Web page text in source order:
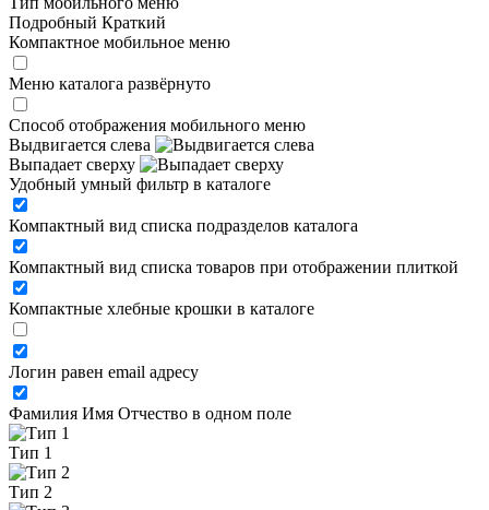
Подробный Краткий
Компактное мобильное меню
Меню каталога развёрнуто
Способ отображения мобильного меню
Выдвигается слева
Выпадает сверху
Удобный умный фильтр в каталоге
Компактный вид списка подразделов каталога
Компактный вид списка товаров при отображении плиткой
Компактные хлебные крошки в каталоге
Логин равен email адресу
Фамилия Имя Отчество в одном поле
Тип 1
Тип 2